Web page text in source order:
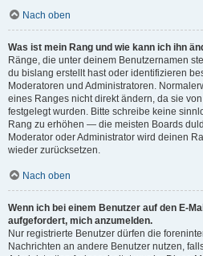
Nach oben
Was ist mein Rang und wie kann ich ihn
Ränge, die unter deinem Benutzernamen
du bislang erstellt hast oder identifizieren
Moderatoren und Administratoren.
eines Ranges nicht direkt ändern, da sie
festgelegt wurden. Bitte schreibe keine
Rang zu erhöhen — die meisten Boards
Moderator oder Administrator wird deinen
wieder zurücksetzen.
Nach oben
Wenn ich bei einem Benutzer auf den E-
aufgefordert, mich anzumelden.
Nur registrierte Benutzer dürfen die
Nachrichten an andere Benutzer nutzen,